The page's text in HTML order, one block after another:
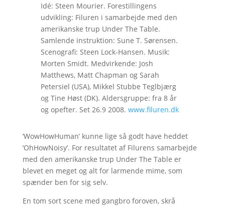
Idé: Steen Mourier. Forestillingens
udvikling: Filuren i samarbejde med den
amerikanske trup Under The Table.
Samlende instruktion: Sune T. Sørensen.
Scenografi: Steen Lock-Hansen. Musik:
Morten Smidt. Medvirkende: Josh
Matthews, Matt Chapman og Sarah
Petersiel (USA), Mikkel Stubbe Teglbjærg
og Tine Høst (DK). Aldersgruppe: fra 8 år
og opefter. Set 26.9 2008. www.filuren.dk
‘WowHowHuman’ kunne lige så godt have heddet
‘OhHowNoisy’. For resultatet af Filurens samarbejde
med den amerikanske trup Under The Table er
blevet en meget og alt for larmende mime, som
spænder ben for sig selv.
En tom sort scene med gangbro foroven, skrå